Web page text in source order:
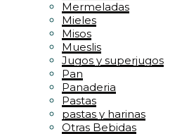
Mermeladas
Mieles
Misos
Mueslis
Jugos y superjugos
Pan
Panaderia
Pastas
pastas y harinas
Otras Bebidas